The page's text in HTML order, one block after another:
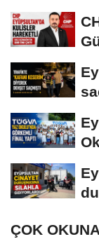
ÇOK